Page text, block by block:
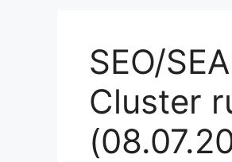
SEO/
Cluster